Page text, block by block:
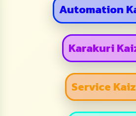
Automation
Karakuri
Service